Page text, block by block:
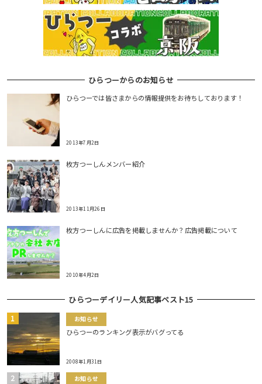
ひらつーからのお知らせ
ひらつーでは皆さまからの情報提供をお待ちしております！
2013年7月2日
枚方つーしんメンバー紹介
2013年11月26日
枚方つーしんに広告を掲載しませんか？広告掲載について
2010年4月2日
ひらつーデイリー人気記事ベスト15
お知らせ
ひらつーのランキング表示がバグってる
2008年1月31日
お知らせ